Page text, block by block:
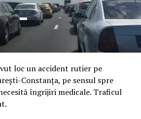
loc un accident rutier pe
Constanța, pe sensul spre
îngrijiri medicale. Traficul